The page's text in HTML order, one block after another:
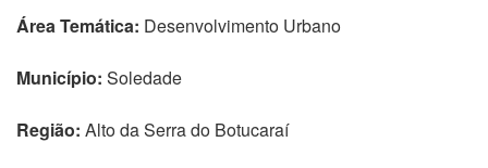
Área Temática: Desenvolvimento Urbano
Município: Soledade
Região: Alto da Serra do Botucaraí